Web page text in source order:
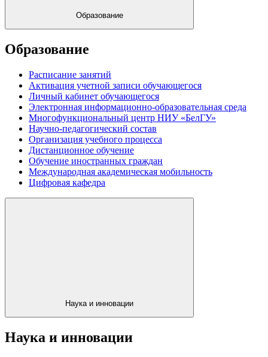
Образование
Образование
Расписание занятий
Активация учетной записи обучающегося
Личный кабинет обучающегося
Электронная информационно-образовательная среда
Многофункциональный центр НИУ «БелГУ»
Научно-педагогический состав
Организация учебного процесса
Дистанционное обучение
Обучение иностранных граждан
Международная академическая мобильность
Цифровая кафедра
Наука и инновации
Наука и инновации